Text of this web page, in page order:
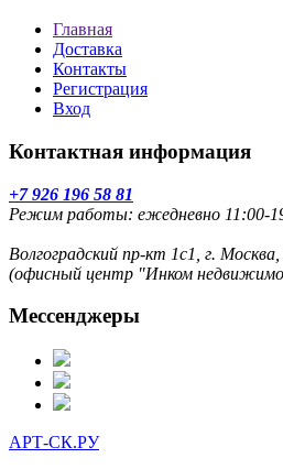
Главная
Доставка
Контакты
Регистрация
Вход
Контактная информация
+7 926 196 58 81
Режим работы: ежедневно 11:00-
Волгоградский пр-кт 1с1, г.
(офисный центр "Инком
Мессенджеры
АРТ-СК.РУ